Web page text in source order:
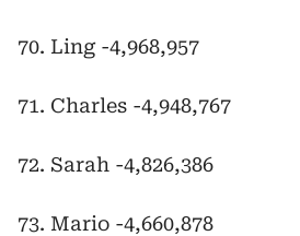
70. Ling -4,968,957
71. Charles -4,948,767
72. Sarah -4,826,386
73. Mario -4,660,878